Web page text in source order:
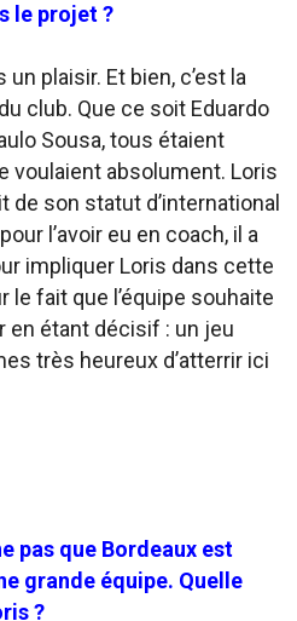
le projet ?
plaisir. Et bien, c’est la
club. Que ce soit Eduardo
Sousa, tous étaient
voulaient absolument. Loris
de son statut d’international
l’avoir eu en coach, il a
impliquer Loris dans cette
le fait que l’équipe souhaite
en étant décisif : un jeu
très heureux d’atterrir ici
pas que Bordeaux est
grande équipe. Quelle
?